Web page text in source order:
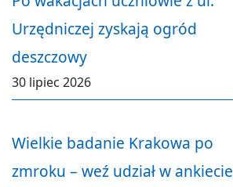
Urzędniczej zyskają ogród
deszczowy
30 lipiec 2026
Wielkie badanie Krakowa po
zmroku – weź udział w ankiecie